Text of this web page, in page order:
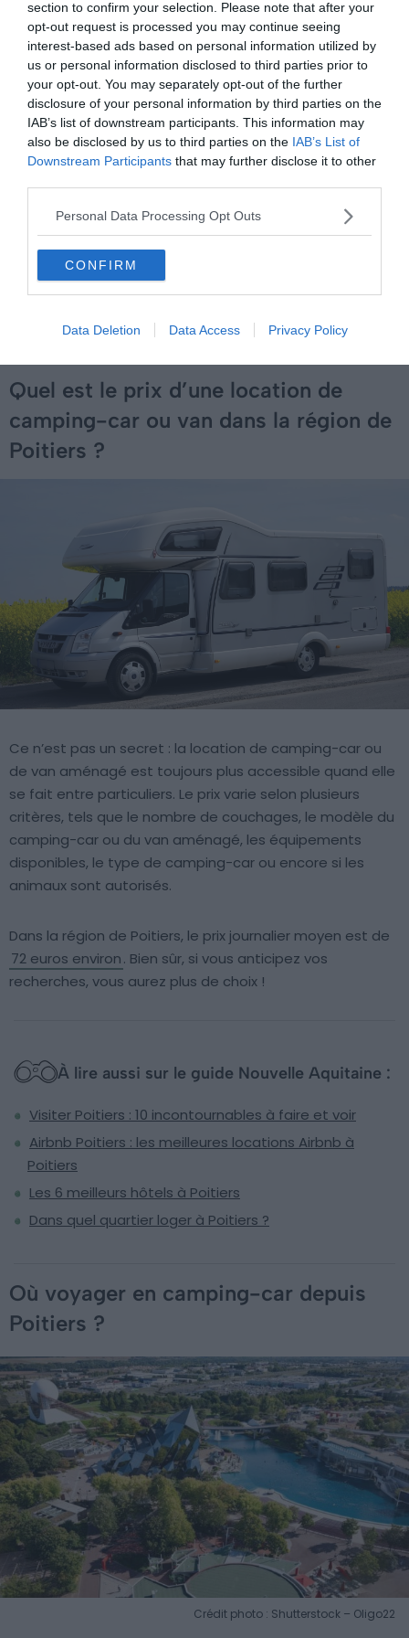
section to confirm your selection. Please note that after your
opt-out request is processed you may continue seeing
interest-based ads based on personal information utilized by
us or personal information disclosed to third parties prior to
your opt-out. You may separately opt-out of the further
disclosure of your personal information by third parties on the
IAB’s list of downstream participants. This information may
also be disclosed by us to third parties on the IAB’s List of
Downstream Participants that may further disclose it to other
Personal Data Processing Opt Outs
CONFIRM
Data Deletion Data Access Privacy Policy
Si votre demande est acceptée, vous aurez après
paiement accès aux coordonnées du propriétaire
pour mettre en place unepremière rencontre
Le jour du départ, présentez votre permis de conduire
et versez lacaution.
L’état des lieuxest effectué et un contrat de
location est signé entre les deux parties. Au retour,
après avoir effectué un voyage inoubliable, signez
l’état des lieux de retour et le tour est joué !
Louez un camping-car autour de Poitiers
Quel est le prix d’une location de
camping-car ou van dans la région de
Poitiers ?
Ce n’est pas un secret : la location de camping-car ou
de van aménagé est toujours plus accessible quand elle
se fait entre particuliers. Le prix varie selon plusieurs
critères, tels que le nombre de couchages, le modèle du
camping-car ou du van aménagé, les équipements
disponibles, le type de camping-car ou encore si les
animaux sont autorisés.
Dans la région de Poitiers, le prix journalier moyen est de
72 euros environ. Bien sûr, si vous anticipez vos
recherches, vous aurez plus de choix !
À lire aussi sur le guide Nouvelle Aquitaine :
Visiter Poitiers : 10 incontournables à faire et voir
Airbnb Poitiers : les meilleures locations Airbnb à
Poitiers
Les 6 meilleurs hôtels à Poitiers
Dans quel quartier loger à Poitiers ?
Où voyager en camping-car depuis
Poitiers ?
Crédit photo : Shutterstock – Oligo22